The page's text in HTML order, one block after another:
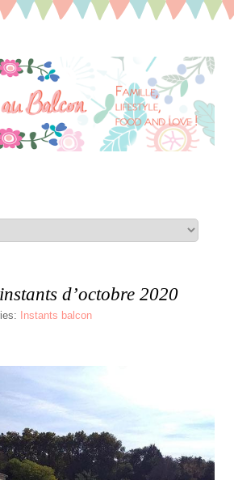
d’octobre 2020
Instants balcon